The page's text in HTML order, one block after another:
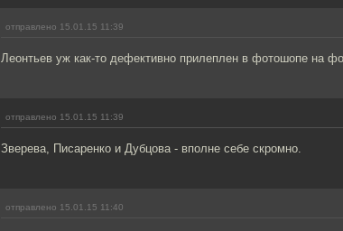
отправлено 15.01.15 11:39
Леонтьев уж как-то дефективно прилеплен в фотошопе на
отправлено 15.01.15 11:39
Зверева, Писаренко и Дубцова - вполне себе скромно.
отправлено 15.01.15 11:40